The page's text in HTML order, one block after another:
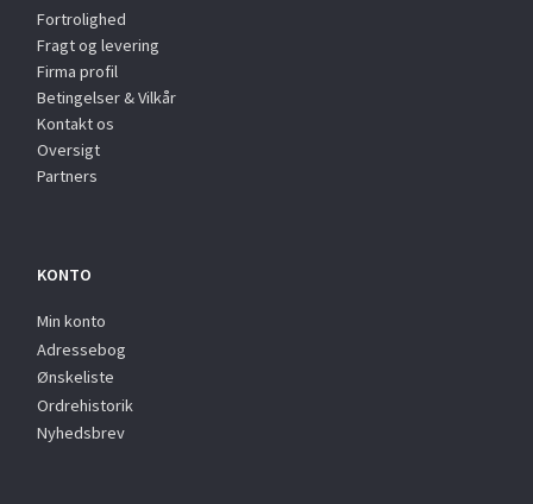
Fortrolighed
Fragt og levering
Firma profil
Betingelser & Vilkår
Kontakt os
Oversigt
Partners
KONTO
Min konto
Adressebog
Ønskeliste
Ordrehistorik
Nyhedsbrev